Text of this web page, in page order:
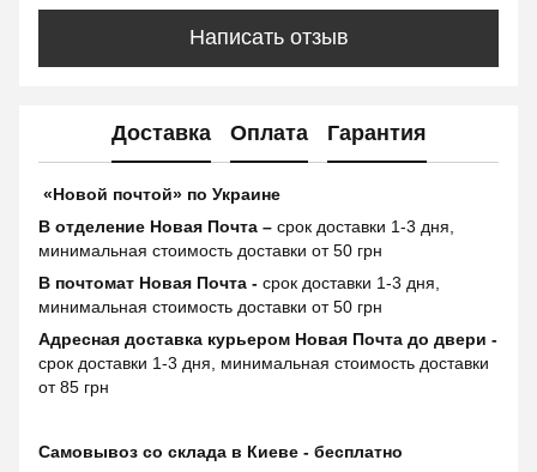
Написать отзыв
Доставка Оплата Гарантия
«Новой почтой» по Украине
В отделение Новая Почта – срок доставки 1-3 дня,
минимальная стоимость доставки от 50 грн
В почтомат Новая Почта - срок доставки 1-3 дня,
минимальная стоимость доставки от 50 грн
Адресная доставка курьером Новая Почта до двери -
срок доставки 1-3 дня, минимальная стоимость доставки
от 85 грн
Самовывоз со склада в Киеве - бесплатно